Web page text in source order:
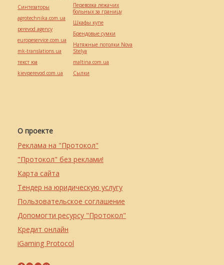
О проекте
Реклама на "Протокол"
"Протокол" без реклами!
Карта сайта
Тендер на юридическую услугу
Пользовательское соглашение
Допомогти ресурсу "Протокол"
Кредит онлайн
iGaming Protocol
Синтезаторы
agrotechnika.com.ua
perevod.agency
europeservice.com.ua
mk-translations.ua
текст юа
kievperevod.com.ua
Перевозка лежачих
больных за границу
Шкафы купе
Брендовые сумки
Натяжные потолки Nova
Stelya
maltina.com.ua
Cылки